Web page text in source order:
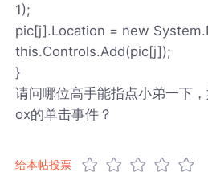
1);
pic[j].Location = new
this.Controls.Add(pic[j]);
}
请问哪位高手能指点小弟一下
ox的单击事件？
给本帖投票